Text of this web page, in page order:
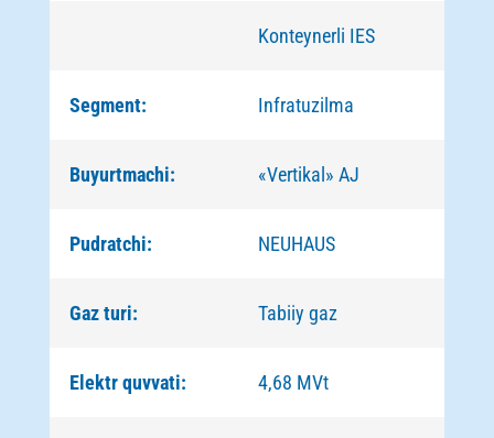
Konteynerli IES
Segment: Infratuzilma
Buyurtmachi: «Vertikal» AJ
Pudratchi: NEUHAUS
Gaz turi: Tabiiy gaz
Elektr quvvati: 4,68 MVt